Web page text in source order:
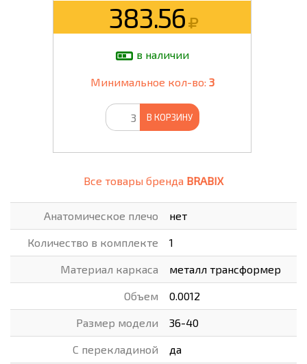
383.56
в наличии
Минимальное кол-во: 3
В КОРЗИНУ
Все товары бренда BRABIX
Анатомическое плечо нет
Количество в комплекте 1
Материал каркаса металл трансформер
Объем 0.0012
Размер модели 36-40
С перекладиной да